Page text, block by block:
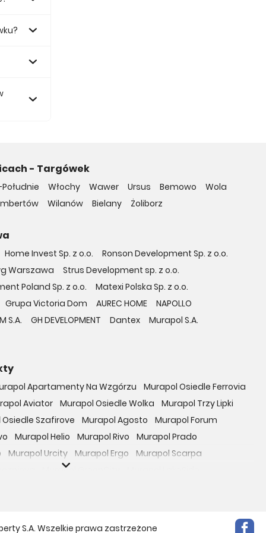
- Targówek
Włochy Wawer Ursus Bemowo
Wola
Wilanów Bielany Żoliborz
Home Invest Sp. z o.o.
Ronson Development Sp. z o.o.
Warszawa
Strus Development sp. z o.o.
Poland Sp. z o.o.
Matexi Polska Sp. z o.o.
Grupa Victoria Dom AUREC HOME
NAPOLLO
S.A. GH DEVELOPMENT Dantex
Murapol S.A.
Apartamenty Na Wzgórzu
Murapol Osiedle Ferrovia
Aviator Murapol Osiedle Wolka
Murapol Trzy Lipki
Szafirove Murapol Agosto
Murapol Forum
Murapol Helio Murapol Rivo
Murapol Prado
Murapol Urcity Murapol Ergo
Murapol Scarpa
Murapol GreenCity
S.A. Wszelkie prawa zastrzeżone